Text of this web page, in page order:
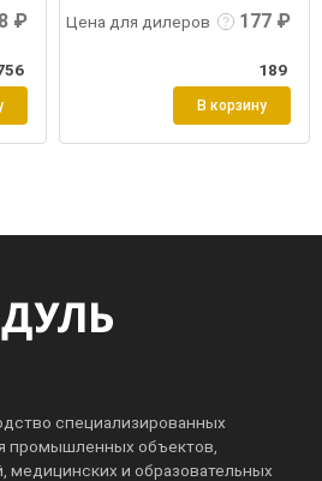
₽ Цена для дилеров 177 ₽
189
В корзину
специализированных
промышленных объектов,
медицинских и образовательных